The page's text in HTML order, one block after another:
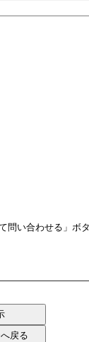
い合わせる」ボ